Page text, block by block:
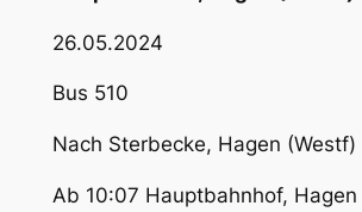
26.05.2024
Bus 510
Nach Sterbecke, Hagen (Westf)
Ab 10:07 Hauptbahnhof, Hagen